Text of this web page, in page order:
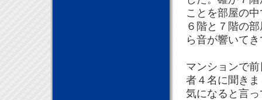
ことを部屋の
６階と７階の
ら音が響いて
マンションで
者４名に聞き
気になると言